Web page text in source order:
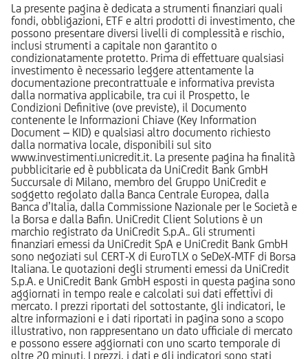
La presente pagina è dedicata a strumenti finanziari quali
fondi, obbligazioni, ETF e altri prodotti di investimento, che
possono presentare diversi livelli di complessità e rischio,
inclusi strumenti a capitale non garantito o
condizionatamente protetto. Prima di effettuare qualsiasi
investimento è necessario leggere attentamente la
documentazione precontrattuale e informativa prevista
dalla normativa applicabile, tra cui il Prospetto, le
Condizioni Definitive (ove previste), il Documento
contenente le Informazioni Chiave (Key Information
Document – KID) e qualsiasi altro documento richiesto
dalla normativa locale, disponibili sul sito
www.investimenti.unicredit.it. La presente pagina ha finalità
pubblicitarie ed è pubblicata da UniCredit Bank GmbH
Succursale di Milano, membro del Gruppo UniCredit e
soggetto regolato dalla Banca Centrale Europea, dalla
Banca d’Italia, dalla Commissione Nazionale per le Società e
la Borsa e dalla Bafin. UniCredit Client Solutions è un
marchio registrato da UniCredit S.p.A.. Gli strumenti
finanziari emessi da UniCredit SpA e UniCredit Bank GmbH
sono negoziati sul CERT-X di EuroTLX o SeDeX-MTF di Borsa
Italiana. Le quotazioni degli strumenti emessi da UniCredit
S.p.A. e UniCredit Bank GmbH esposti in questa pagina sono
aggiornati in tempo reale e calcolati sui dati effettivi di
mercato. I prezzi riportati del sottostante, gli indicatori, le
altre informazioni e i dati riportati in pagina sono a scopo
illustrativo, non rappresentano un dato ufficiale di mercato
e possono essere aggiornati con uno scarto temporale di
oltre 20 minuti. I prezzi, i dati e gli indicatori sono stati